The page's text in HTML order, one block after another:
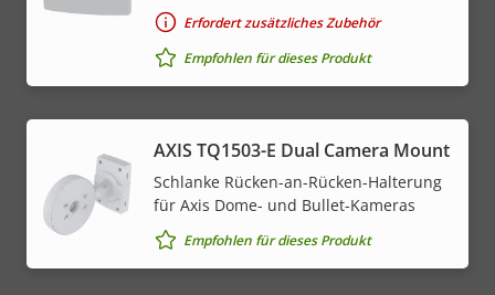
Erfordert zusätzliches Zubehör
Empfohlen für dieses Produkt
AXIS TQ1503-E Dual Camera Mount
Schlanke Rücken-an-Rücken-Halterung
für Axis Dome- und Bullet-Kameras
Empfohlen für dieses Produkt